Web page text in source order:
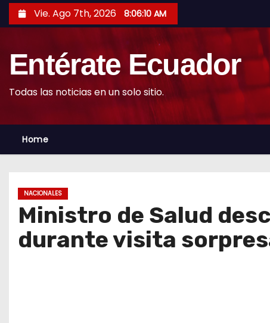
k
o
t
Vie. Ago 7th, 2026 8:06:12 AM
Entérate Ecuador
Todas las noticias en un solo sitio.
Home
NACIONALES
Ministro de Salud
durante visita